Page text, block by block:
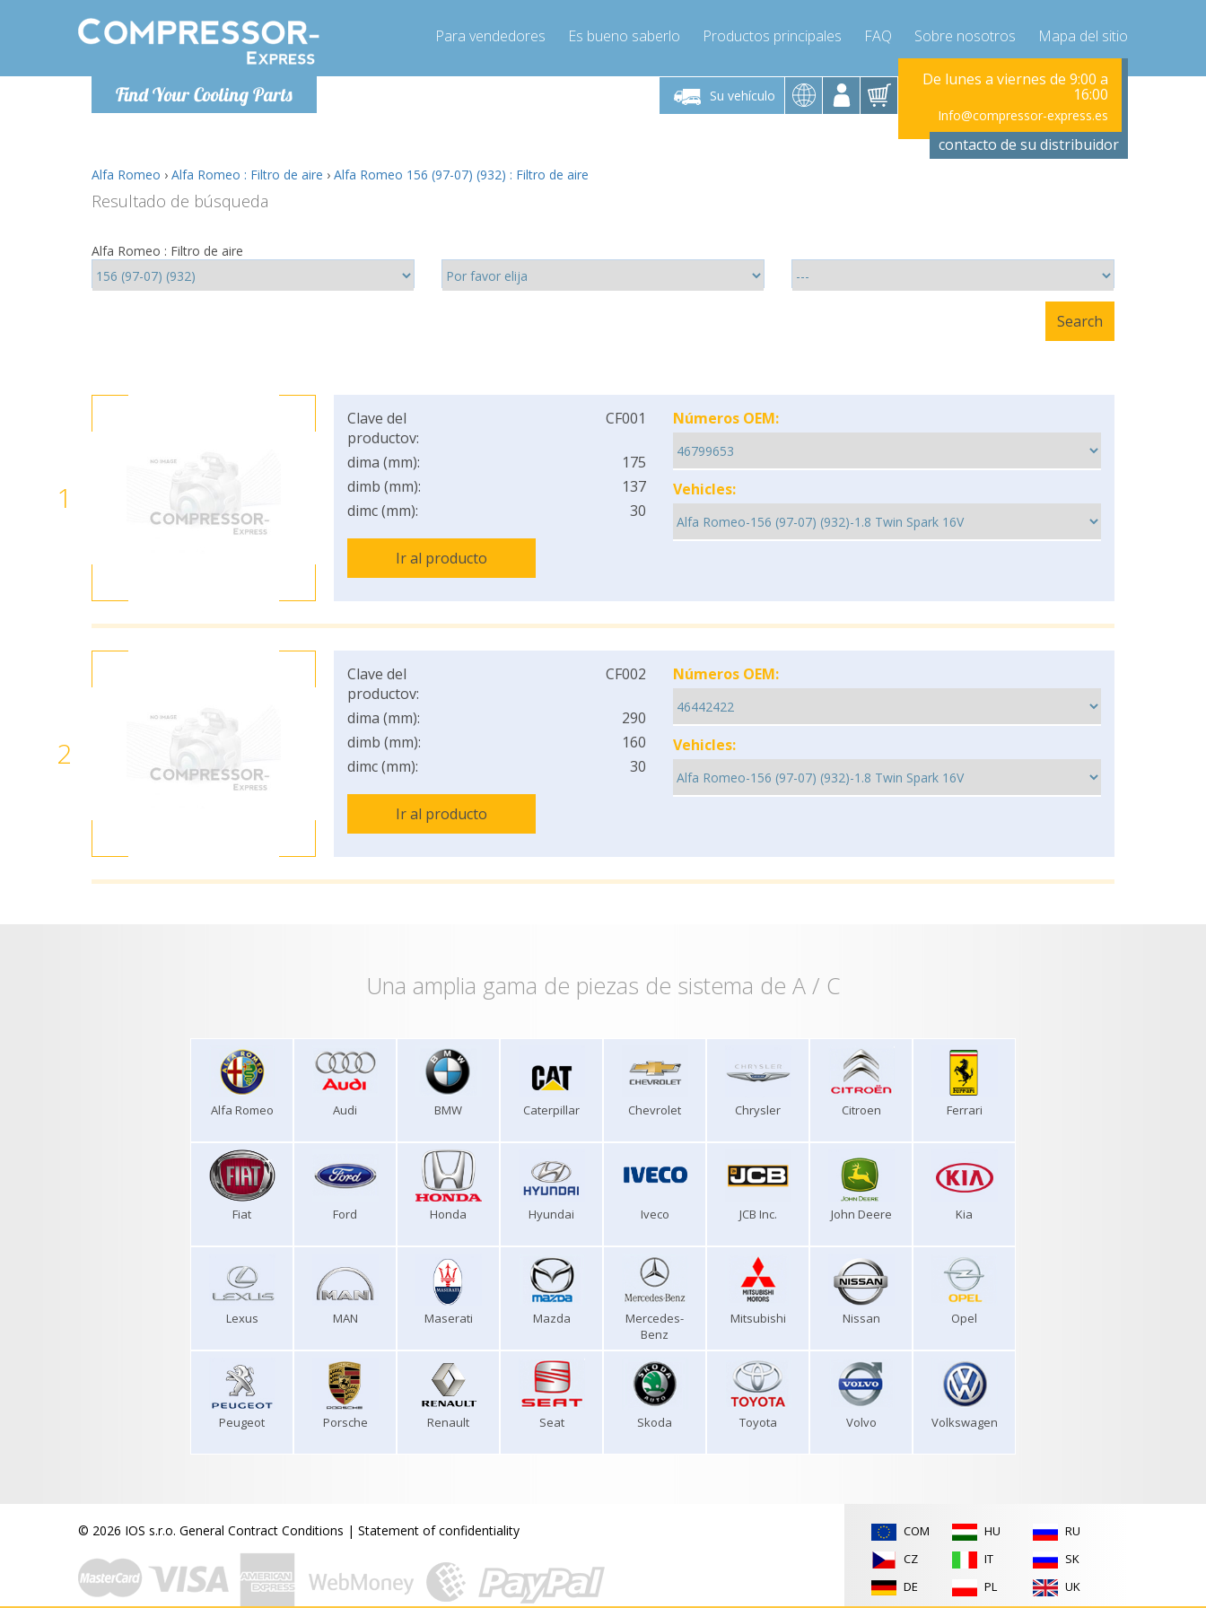
Find Your Cooling Parts
Para vendedores Es bueno saberlo Productos principales FAQ Sobre nosotros Mapa del sitio
Su vehículo
De lunes a viernes de 9:00 a De lunes a viernes de 9:00 a
16:00
Info@compressor-express.es
De lunes a viernes de 9:00 a
16:00
Info@compressor-express.es
De lunes a viernes de 9:00 a
16:00
Info@compressor-express.es
De lunes a
contacto de su distribuidor
Alfa Romeo › Alfa Romeo : Filtro de aire › Alfa Romeo 156 (97-07) (932) : Filtro de aire
Resultado de búsqueda
Alfa Romeo : Filtro de aire
1
Clave del
productov:
CF001
dima (mm):
175
dimb (mm):
137
dimc (mm):
30
Ir al producto
Números OEM:
Vehicles:
2
Clave del
productov:
CF002
dima (mm):
290
dimb (mm):
160
dimc (mm):
30
Ir al producto
Números OEM:
Vehicles:
Una amplia gama de piezas de sistema de A / C
Alfa Romeo Audi BMW Caterpillar Chevrolet Chrysler Citroen Ferrari
Fiat Ford Honda Hyundai Iveco JCB Inc. John Deere Kia
Lexus MAN Maserati Mazda
Mercedes-
Benz
Mitsubishi Nissan Opel
Peugeot Porsche Renault Seat Skoda Toyota Volvo Volkswagen
© 2026 IOS s.r.o. General Contract Conditions | Statement of confidentiality
COM
CZ
DE
HU
IT
PL
RU
SK
UK